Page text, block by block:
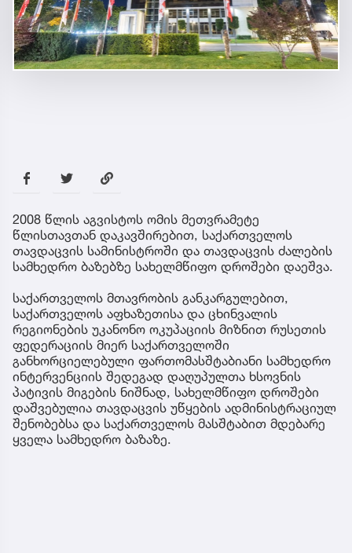
2008 წლის აგვისტოს ომის მეთვრამეტე
წლისთავთან დაკავშირებით, საქართველოს
თავდაცვის სამინისტროში და თავდაცვის ძალების
სამხედრო ბაზებზე სახელმწიფო დროშები დაეშვა.
საქართველოს მთავრობის განკარგულებით,
საქართველოს აფხაზეთისა და ცხინვალის
რეგიონების უკანონო ოკუპაციის მიზნით რუსეთის
ფედერაციის მიერ საქართველოში
განხორციელებული ფართომასშტაბიანი სამხედრო
ინტერვენციის შედეგად დაღუპულთა ხსოვნის
პატივის მიგების ნიშნად, სახელმწიფო დროშები
დაშვებულია თავდაცვის უწყების ადმინისტრაციულ
შენობებსა და საქართველოს მასშტაბით მდებარე
ყველა სამხედრო ბაზაზე.